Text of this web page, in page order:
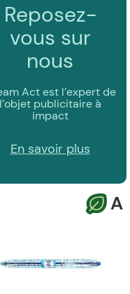
Reposez-
vous sur
nous
Act est l’expert de
l’objet publicitaire à
impact
En savoir plus
A